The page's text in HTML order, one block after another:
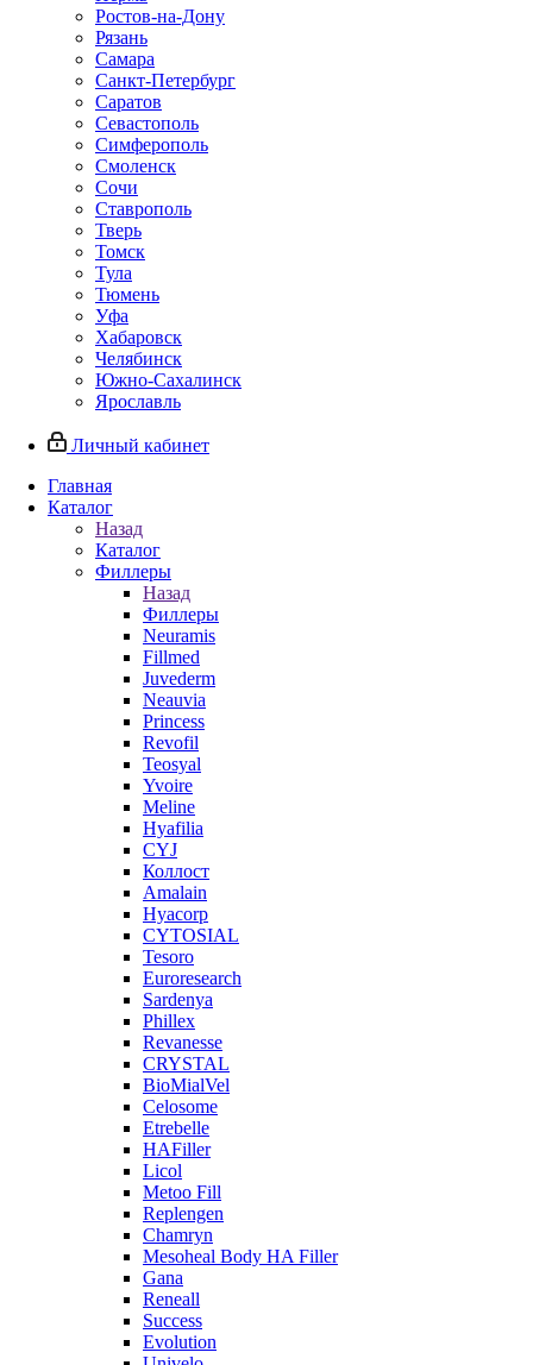
Ростов-на-Дону
Рязань
Самара
Санкт-Петербург
Саратов
Севастополь
Симферополь
Смоленск
Сочи
Ставрополь
Тверь
Томск
Тула
Тюмень
Уфа
Хабаровск
Челябинск
Южно-Сахалинск
Ярославль
Личный кабинет
Главная
Каталог
Назад
Каталог
Филлеры
Назад
Филлеры
Neuramis
Fillmed
Juvederm
Neauvia
Princess
Revofil
Teosyal
Yvoire
Meline
Hyafilia
CYJ
Коллост
Amalain
Hyacorp
CYTOSIAL
Tesoro
Euroresearch
Sardenya
Phillex
Revanesse
CRYSTAL
BioMialVel
Celosome
Etrebelle
HAFiller
Licol
Metoo Fill
Replengen
Chamryn
Mesoheal Body HA Filler
Gana
Reneall
Success
Evolution